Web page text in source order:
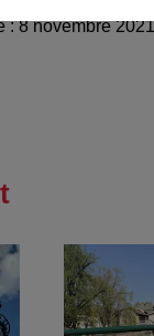
: 8 novembre